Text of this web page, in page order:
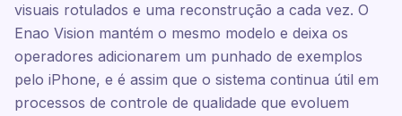
visuais rotulados e uma reconstrução a cada vez. O
Enao Vision mantém o mesmo modelo e deixa os
operadores adicionarem um punhado de exemplos
pelo iPhone, e é assim que o sistema continua útil em
processos de controle de qualidade que evoluem